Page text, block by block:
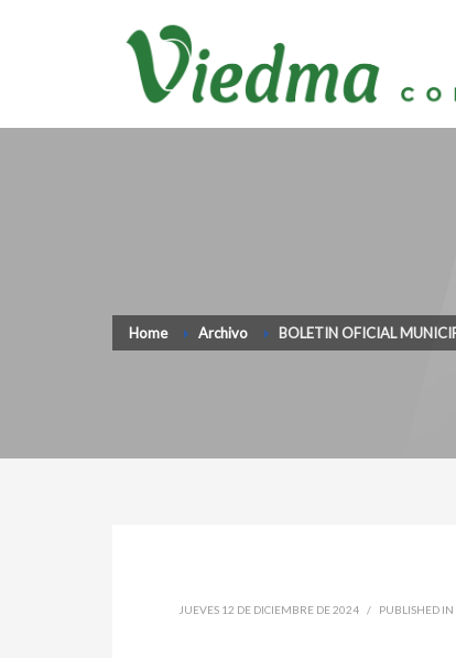
Home Archivo BOLETIN OFICIAL
JUEVES 12 DE DICIEMBRE DE 2024 / PUBLISHED IN